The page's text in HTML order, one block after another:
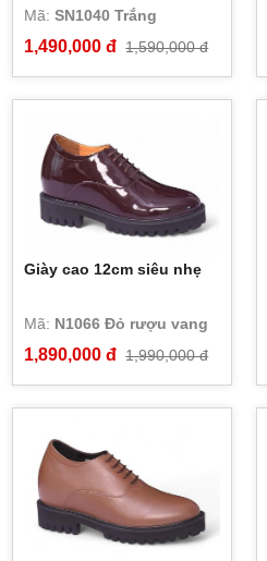
Mã:SN1040 Trắng
1,490,000 đ 1,590,000 đ
Giày cao 12cm siêu nhẹ
Mã: N1066 Đỏ rượu vang
1,890,000 đ 1,990,000 đ